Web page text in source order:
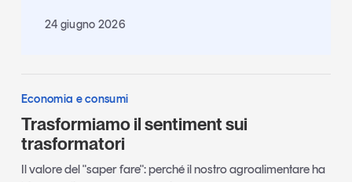
24 giugno 2026
Economia e consumi
Trasformiamo il sentiment sui
trasformatori
Il valore del "saper fare": perché il nostro agroalimentare ha